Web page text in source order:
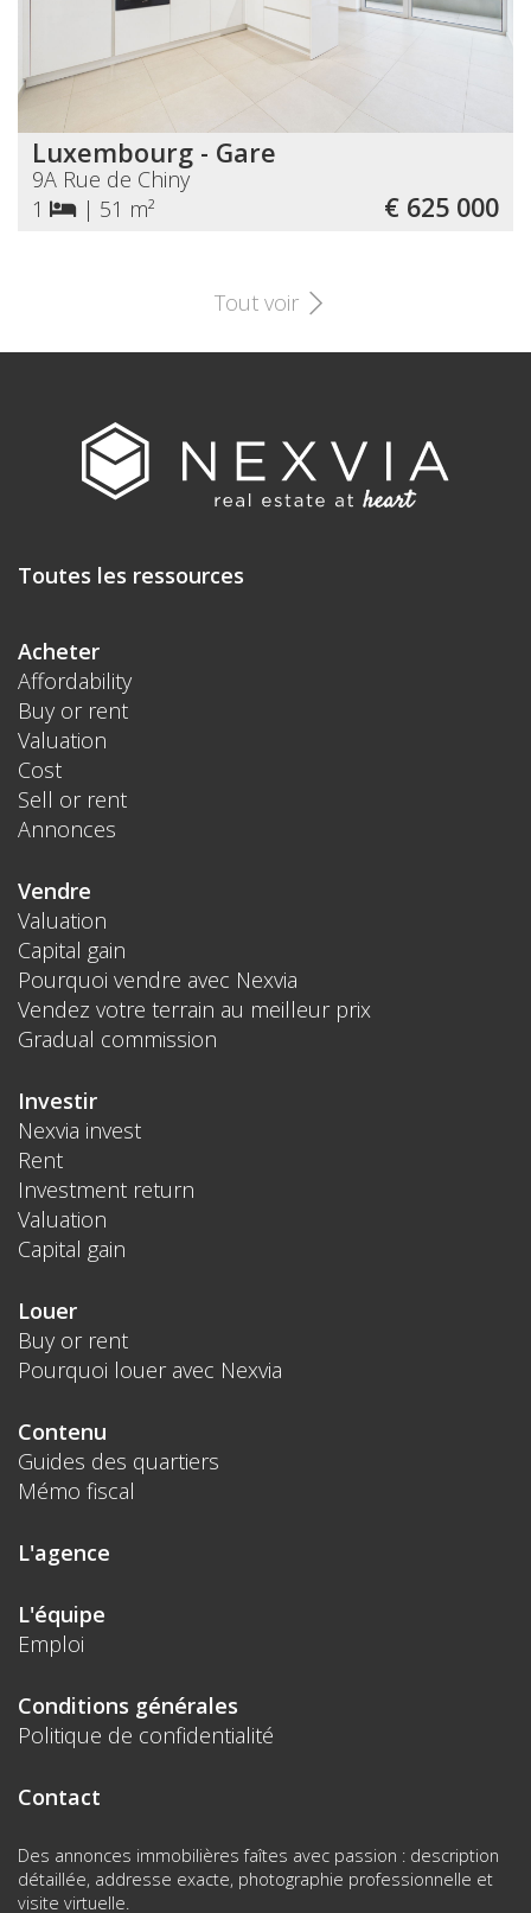
Luxembourg - Gare
9A Rue de Chiny
1
| 51 m² € 625 000
Tout voir
Toutes les ressources
Acheter
Affordability
Buy or rent
Valuation
Cost
Sell or rent
Annonces
Vendre
Valuation
Capital gain
Pourquoi vendre avec Nexvia
Vendez votre terrain au meilleur prix
Gradual commission
Investir
Nexvia invest
Rent
Investment return
Valuation
Capital gain
Louer
Buy or rent
Pourquoi louer avec Nexvia
Contenu
Guides des quartiers
Mémo fiscal
L'agence
L'équipe
Emploi
Conditions générales
Politique de confidentialité
Contact
Des annonces immobilières faîtes avec passion : description
détaillée, addresse exacte, photographie professionnelle et
visite virtuelle.